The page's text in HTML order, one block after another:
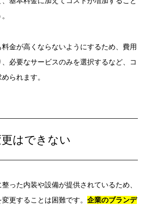
金が高くならないようにするため、費用
必要なサービスのみを選択するなど、コ
られます。
はできない
った内装や設備が提供されているため、
更することは困難です。 企業のブランデ